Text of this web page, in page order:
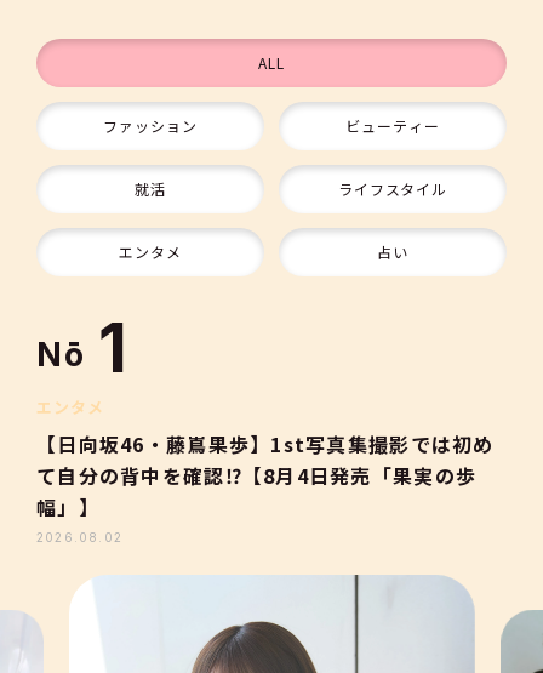
ALL
ファッション ビューティー
就活 ライフスタイル
エンタメ 占い
Nō
9
10
1
2
3
4
エンタメ
【日向坂46・藤嶌果歩】1st写真集撮影では初め
て自分の背中を確認⁉【8月4日発売「果実の歩
幅」】
2026.08.02